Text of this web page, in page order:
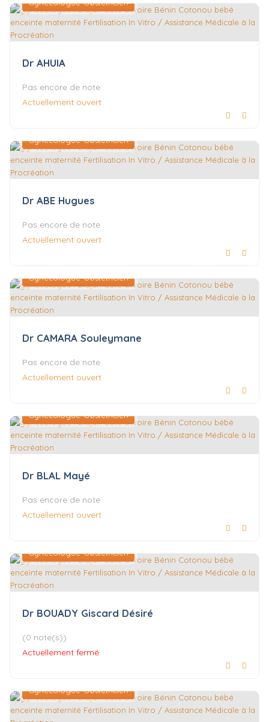
Gynécologue-Obstétricien
Dr AHUIA
Pas encore de note
Actuellement ouvert
Gynécologue-Obstétricien
Dr ABE Hugues
Pas encore de note
Actuellement ouvert
Gynécologue-Obstétricien
Dr CAMARA Souleymane
Pas encore de note
Actuellement ouvert
Gynécologue-Obstétricien
Dr BLAL Mayé
Pas encore de note
Actuellement ouvert
Gynécologue-Obstétricien
Dr BOUADY Giscard Désiré
(0 note(s))
Actuellement fermé
Gynécologue-Obstétricien